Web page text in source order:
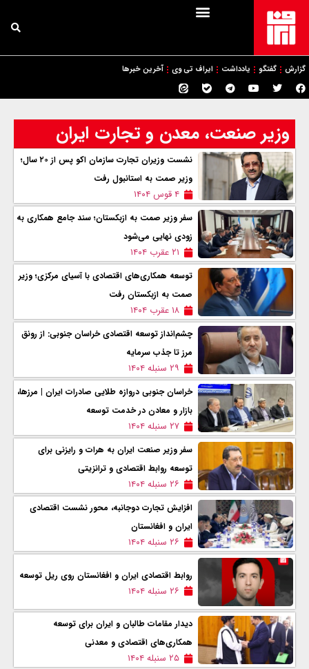
گزارش گفتگو یادداشت ایراف تی وی آخرین خبرها
وزیر صنعت، معدن و تجارت ایران
نشست وزیران تجارت سازمان اکو پس از ۲۰ سال؛
وزیر صمت به استانبول رفت
۴ قوس ۱۴۰۴
سفر وزیر صمت به ازبکستان؛ سند جامع همکاری به
زودی نهایی می‌شود
۲۱ عقرب ۱۴۰۴
توسعه همکاری‌های اقتصادی با آسیای مرکزی؛ وزیر
صمت به ازبکستان رفت
۱۸ عقرب ۱۴۰۴
چشم‌انداز توسعه اقتصادی خراسان جنوبی: از رونق
مرز تا جذب سرمایه
۲۹ سنبله ۱۴۰۴
خراسان جنوبی دروازه طلایی صادرات ایران | مرزها،
بازار و معادن در خدمت توسعه
۲۷ سنبله ۱۴۰۴
سفر وزیر صنعت ایران به هرات و رایزنی برای
توسعه روابط اقتصادی و ترانزیتی
۲۶ سنبله ۱۴۰۴
افزایش تجارت دوجانبه، محور نشست اقتصادی
ایران و افغانستان
۲۶ سنبله ۱۴۰۴
روابط اقتصادی ایران و افغانستان روی ریل توسعه
۲۶ سنبله ۱۴۰۴
دیدار مقامات طالبان و ایران برای توسعه
همکاری‌های اقتصادی و معدنی
۲۵ سنبله ۱۴۰۴